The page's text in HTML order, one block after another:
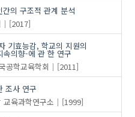
의 구조적 관계 분석
[2017]
기효능감, 학교의 지원의
속의향-에 관 한 연구
공학교육학회
[2011]
조사 연구
교육과학연구소
[1999]